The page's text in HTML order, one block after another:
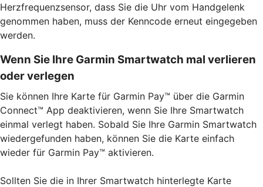
Herzfrequenzsensor, dass Sie die Uhr vom Handgelenk
genommen haben, muss der Kenncode erneut eingegeben
werden.
Wenn Sie Ihre Garmin Smartwatch mal verlieren
oder verlegen
Sie können Ihre Karte für Garmin Pay™ über die Garmin
Connect™ App deaktivieren, wenn Sie Ihre Smartwatch
einmal verlegt haben. Sobald Sie Ihre Garmin Smartwatch
wiedergefunden haben, können Sie die Karte einfach
wieder für Garmin Pay™ aktivieren.
Sollten Sie die in Ihrer Smartwatch hinterlegte Karte